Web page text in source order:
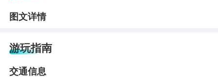
图文详情
游玩指南
交通信息